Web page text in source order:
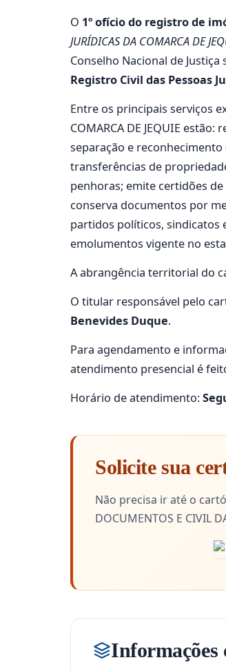
O 1º ofício do registro de
JURÍDICAS DA COMARCA DE
Conselho Nacional de Justiça
Registro Civil das Pessoas
Entre os principais serviços
COMARCA DE JEQUIE
separação e
transferências de
penhoras; emite certidões
conserva documentos por
partidos políticos, sindicatos
emolumentos vigente no
A abrangência territorial do
O titular responsável pelo
Benevides Duque.
Para agendamento e
atendimento presencial é
Horário de atendimento:
Solicite sua
Não precisa ir até o
DOCUMENTOS E CIVIL
Informações